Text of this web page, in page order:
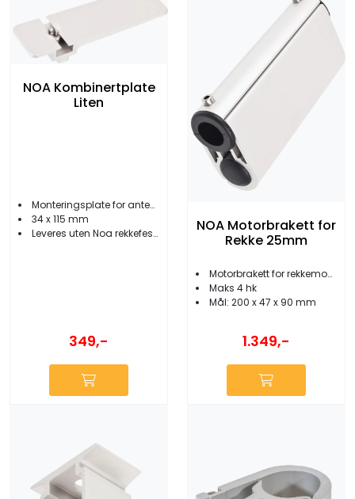
NOA Kombinertplate
Liten
Monteringsplate for antenner etc.
34 x 115 mm
Leveres uten Noa rekkefeste
349,-
NOA Motorbrakett for
Rekke 25mm
Motorbrakett for rekkemontering
Maks 4 hk
Mål: 200 x 47 x 90 mm
1.349,-